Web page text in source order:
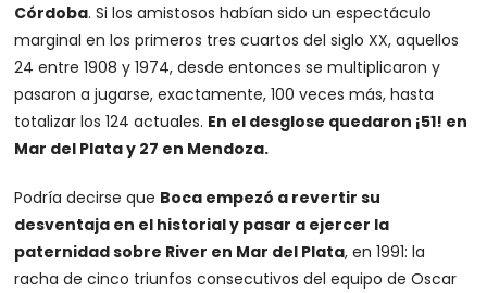
Córdoba. Si los amistosos habían sido un espectáculo
marginal en los primeros tres cuartos del siglo XX, aquellos
24 entre 1908 y 1974, desde entonces se multiplicaron y
pasaron a jugarse, exactamente, 100 veces más, hasta
totalizar los 124 actuales. En el desglose quedaron ¡51! en
Mar del Plata y 27 en Mendoza.
Podría decirse que Boca empezó a revertir su
desventaja en el historial y pasar a ejercer la
paternidad sobre River en Mar del Plata, en 1991: la
racha de cinco triunfos consecutivos del equipo de Oscar